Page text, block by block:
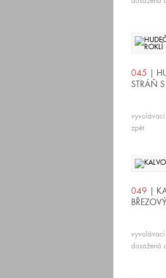
045 |
STRÁŇ
vyvolávací
zpět
049 |
vyvolávací
dosažená